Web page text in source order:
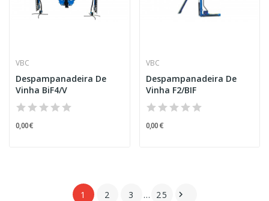
VBC
Despampanadeira De
Vinha BiF4/V
0,00 €
VBC
Despampanadeira De
Vinha F2/BIF
0,00 €
1 2 3 … 25 